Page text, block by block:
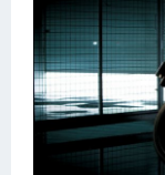
Хонда
Грузовики
Шевроле
УАЗ